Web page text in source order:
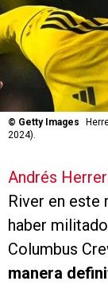
© Getty Images
2024).
Andrés
River en este
haber
Columbus
manera